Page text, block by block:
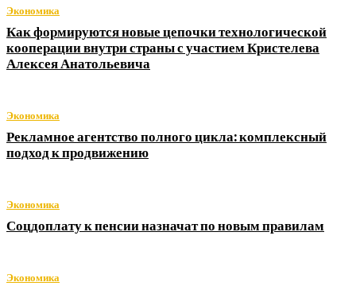
Экономика
Как формируются новые цепочки технологической
кооперации внутри страны с участием Кристелева
Алексея Анатольевича
Экономика
Рекламное агентство полного цикла: комплексный
подход к продвижению
Экономика
Соцдоплату к пенсии назначат по новым правилам
Экономика